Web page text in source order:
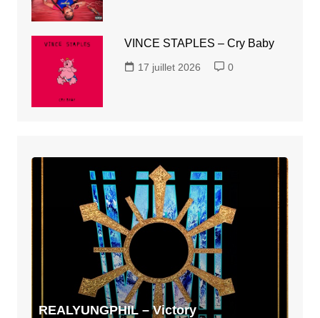
VINCE STAPLES – Cry Baby
17 juillet 2026 0
REALYUNGPHIL
Victory
Music
REALYUNGPHIL – Victory